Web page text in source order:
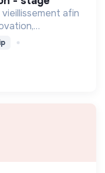
afin
des
du bien